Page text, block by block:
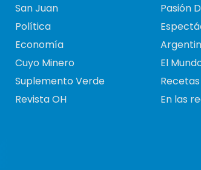
San Juan
Política
Economía
Cuyo Minero
Suplemento Verde
Revista OH
Pasión
El
Recetas
En las